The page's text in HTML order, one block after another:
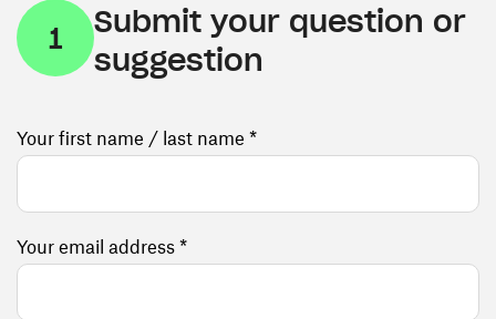
1
Submit your question or
suggestion
Your first name / last name *
Your email address *